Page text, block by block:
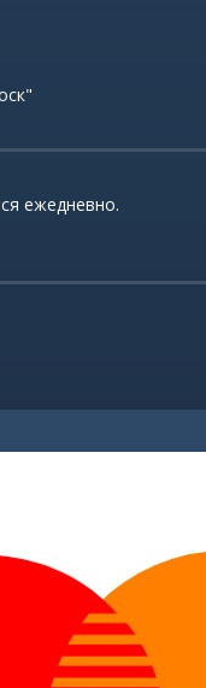
ежедневно.